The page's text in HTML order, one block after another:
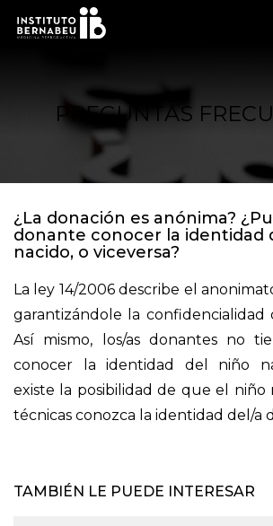
PREGUNTAS
¿La donación es anónima?
donante conocer la identidad
nacido, o viceversa?
La ley 14/2006 describe el
garantizándole la confidencialidad
Así mismo, los/as donantes no
conocer la identidad del niño
existe la posibilidad de que el niño
técnicas conozca la identidad del/a
TAMBIÉN LE PUEDE INTERESAR